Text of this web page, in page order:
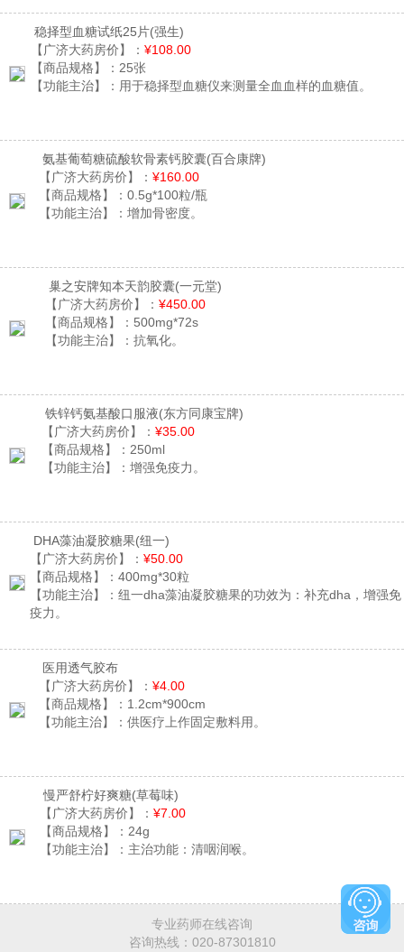
稳择型血糖试纸25片(强生)
【广济大药房价】： ¥108.00
【商品规格】： 25张
【功能主治】： 用于稳择型血糖仪来测量全血血样的血糖值。
氨基葡萄糖硫酸软骨素钙胶囊(百合康牌)
【广济大药房价】： ¥160.00
【商品规格】： 0.5g*100粒/瓶
【功能主治】： 增加骨密度。
巢之安牌知本天韵胶囊(一元堂)
【广济大药房价】： ¥450.00
【商品规格】： 500mg*72s
【功能主治】： 抗氧化。
铁锌钙氨基酸口服液(东方同康宝牌)
【广济大药房价】： ¥35.00
【商品规格】： 250ml
【功能主治】： 增强免疫力。
DHA藻油凝胶糖果(纽一)
【广济大药房价】： ¥50.00
【商品规格】： 400mg*30粒
【功能主治】： 纽一dha藻油凝胶糖果的功效为：补充dha，增强免
疫力。
医用透气胶布
【广济大药房价】： ¥4.00
【商品规格】： 1.2cm*900cm
【功能主治】： 供医疗上作固定敷料用。
慢严舒柠好爽糖(草莓味)
【广济大药房价】： ¥7.00
【商品规格】： 24g
【功能主治】： 主治功能：清咽润喉。
专业药师在线咨询
咨询热线： 020-87301810